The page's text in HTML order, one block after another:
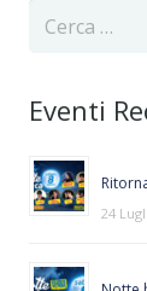
Ricerca
Eventi
24